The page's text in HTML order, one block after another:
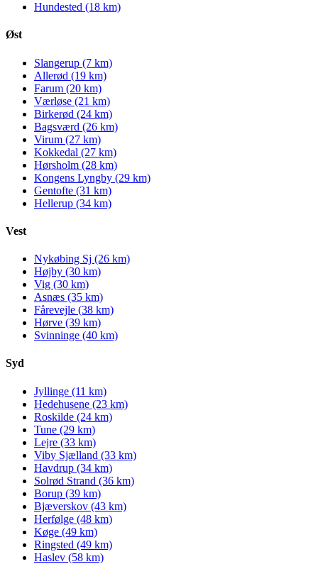
Hundested (18 km)
Øst
Slangerup (7 km)
Allerød (19 km)
Farum (20 km)
Værløse (21 km)
Birkerød (24 km)
Bagsværd (26 km)
Virum (27 km)
Kokkedal (27 km)
Hørsholm (28 km)
Kongens Lyngby (29 km)
Gentofte (31 km)
Hellerup (34 km)
Vest
Nykøbing Sj (26 km)
Højby (30 km)
Vig (30 km)
Asnæs (35 km)
Fårevejle (38 km)
Hørve (39 km)
Svinninge (40 km)
Syd
Jyllinge (11 km)
Hedehusene (23 km)
Roskilde (24 km)
Tune (29 km)
Lejre (33 km)
Viby Sjælland (33 km)
Havdrup (34 km)
Solrød Strand (36 km)
Borup (39 km)
Bjæverskov (43 km)
Herfølge (48 km)
Køge (49 km)
Ringsted (49 km)
Haslev (58 km)